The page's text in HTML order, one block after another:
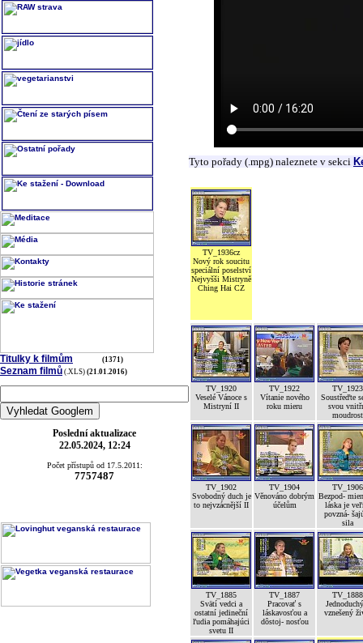
Titulky k filmům (1371)
Seznam filmů (.XLS) (21.01.2016)
Poslední aktualizace
22.05.2024, 12:24
Počet přístupů od 17.5.2011:
7757487
Tyto pořady (.mpg) naleznete v sekci
TV_1936cz
Nový rok soucitu
speciální poselství
Nejvyšši Mistryně
Ching Hai CZ
TV_1920
Veselé Vánoce s
Mistryní II
TV_1922
Vítanie nového
roku mieru
TV_1923
Soustřeďte
svou
moudrost
TV_1902
Svobodný duch je
to nejvzácnější II
TV_1904
Věnováno dobrým
účelům
TV_1906
Bezpod-
láska je
povzná-
sila
TV_1885
Svätí vedci a
ostatní jedineční
ľudia pomáhajúci
svetu II
TV_1887
Pracovať s
láskavosťou a
dôstoj- nosťou
TV_1888
vznešený